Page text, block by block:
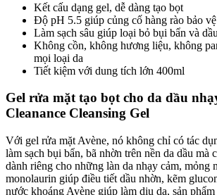
Kết cấu dạng gel, dễ dàng tạo bọt
Độ pH 5.5 giúp củng cố hàng rào bảo vệ
Làm sạch sâu giúp loại bỏ bụi bẩn và
Không cồn, không hương liệu, không
mọi loại da
Tiết kiệm với dung tích lớn 400ml
Gel rửa mặt tạo bọt cho da dầu
Cleanance Cleansing Gel
Với gel rửa mặt Avène, nó không chỉ có tác
làm sạch bụi bẩn, bã nhờn trên nền da dầu mà
dành riêng cho những làn da nhạy cảm, mỏng
monolaurin giúp điều tiết dầu nhờn, kẽm
nước khoáng Avène giúp làm dịu da, sản